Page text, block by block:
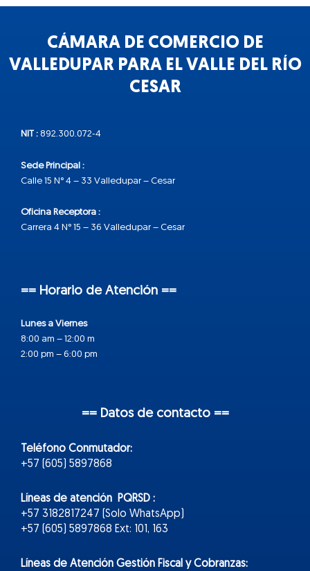
CÁMARA DE COMERCIO DE
VALLEDUPAR PARA EL VALLE DEL RÍO
CESAR
NIT : 892.300.072-4
Sede Principal :
Calle 15 N° 4 – 33 Valledupar – Cesar
Oficina Receptora :
Carrera 4 N° 15 – 36 Valledupar – Cesar
== Horario de Atención ==
Lunes a Viernes
8:00 am – 12:00 m
2:00 pm – 6:00 pm
== Datos de contacto ==
Teléfono Conmutador:
+57 (605) 5897868
Líneas de atención PQRSD :
+57 3182817247 (Solo WhatsApp)
+57 (605) 5897868 Ext: 101, 163
Líneas de Atención Gestión Fiscal y Cobranzas: